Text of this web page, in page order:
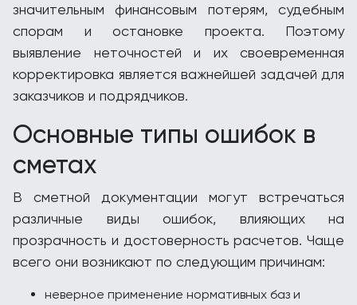
значительным финансовым потерям, судебным
спорам и остановке проекта. Поэтому
выявление неточностей и их своевременная
корректировка является важнейшей задачей для
заказчиков и подрядчиков.
Основные типы ошибок в
сметах
В сметной документации могут встречаться
различные виды ошибок, влияющих на
прозрачность и достоверность расчетов. Чаще
всего они возникают по следующим причинам:
неверное применение нормативных баз и